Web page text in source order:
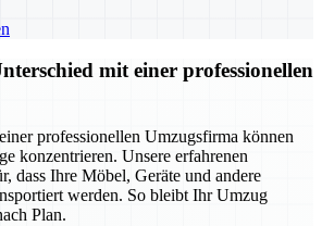
mit einer professionellen
professionellen Umzugsfirma können
konzentrieren. Unsere erfahrenen
dass Ihre Möbel, Geräte und andere
werden. So bleibt Ihr Umzug
Plan.